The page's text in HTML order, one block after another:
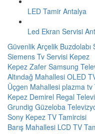
LED Tamir Antalya
Led Ekran Servisi
Güvenlik Arçelik Buzdolabı
Siemens Tv Servisi Kepez
Kepez Zafer Samsung
Altındağ Mahallesi OLED
Üçgen Mahallesi plazma tv
Kepez Demirel Regal
Grundig Güzeloba
Sony Kepez TV Tamircisi
Barış Mahallesi LCD TV